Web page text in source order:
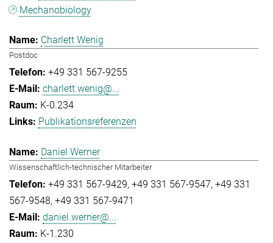
Mechanobiology
Charlett Wenig
Postdoc
+49 331 567-9255
charlett.wenig@...
K-0.234
Publikationsreferenzen
Daniel Werner
Wissenschaftlich-technischer Mitarbeiter
+49 331 567-9429 +49 331 567-9547 +49 331
567-9548 +49 331 567-9471
daniel.werner@...
K-1.230